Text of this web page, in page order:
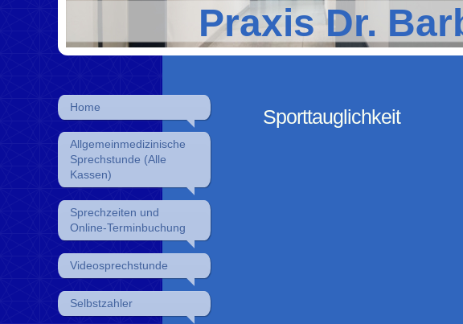
Praxis Dr.
Home
Allgemeinmedizinische
Sprechstunde (Alle
Kassen)
Sprechzeiten und
Online-Terminbuchung
Videosprechstunde
Selbstzahler
Sporttauglichkeit